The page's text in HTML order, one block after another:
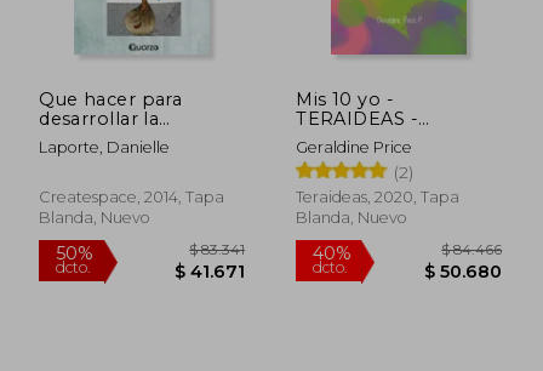
Que hacer para
desarrollar la
autoestima en los
ninos de 6 a 12 anos
Laporte, Danielle
Createspace, 2014, Tapa
Blanda, Nuevo
Mis 10 yo -
TERAIDEAS -
Educación Emocional
Jóvenes y Adultos -
Amor Propio -
Emociones y
Bienestar
Geraldine Price
(2)
Teraideas, 2020, Tapa
Blanda, Nuevo